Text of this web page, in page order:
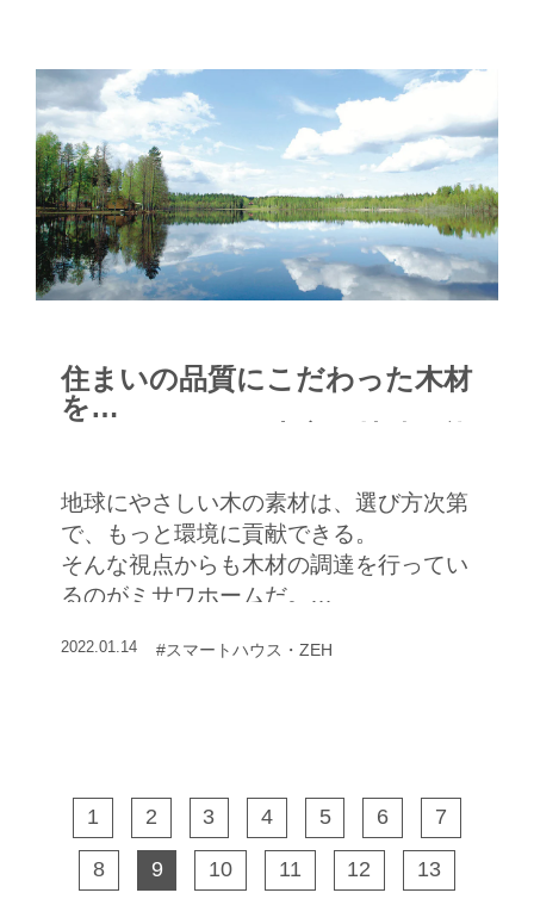
住まいの品質にこだわった木材
を
地球にやさしい木の素材は、選び方次第
で、もっと環境に貢献できる。
そんな視点からも木材の調達を行ってい
るのがミサワホームだ。
るところから、住まいづくりは始まると
2022.01.14 #スマートハウス・ZEH
1 2 3 4 5 6 7
8 9 10 11 12 13